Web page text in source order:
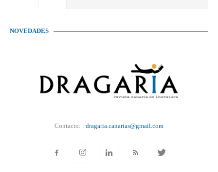
NOVEDADES
Contacto: : dragaria.canarias@gmail.com